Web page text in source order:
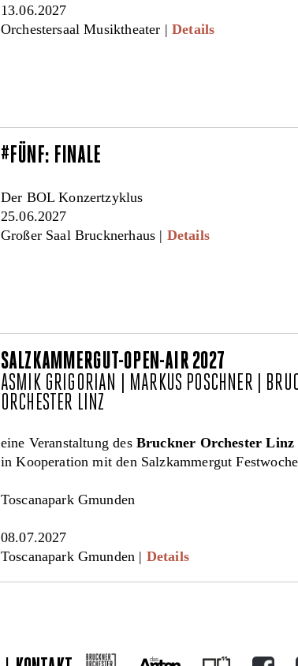
13.06.2027
Orchestersaal Musiktheater |Details
#FÜNF: FINALE
Der BOL Konzertzyklus
25.06.2027
Großer Saal Brucknerhaus | Details
SALZKAMMERGUT-OPEN-AIR 2027
ASMIK GRIGORIAN | MARKUS POSCHNER |
ORCHESTER LINZ
eine Veranstaltung des Bruckner Orchester Linz
in Kooperation mit den Salzkammergut
Toscanapark Gmunden
08.07.2027
Toscanapark Gmunden | Details